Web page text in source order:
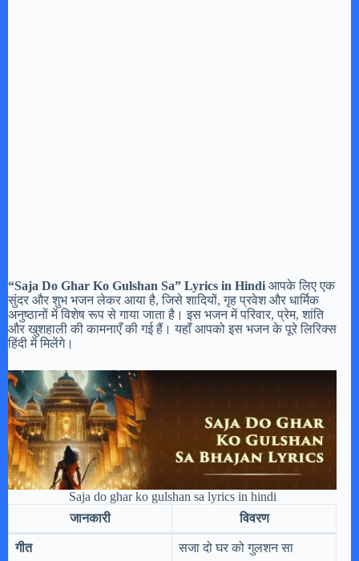
“Saja Do Ghar Ko Gulshan Sa” Lyrics in Hindi आपके लिए एक
सुंदर और शुभ भजन लेकर आया है, जिसे शादियों, गृह प्रवेश और धार्मिक
अनुष्ठानों में विशेष रूप से गाया जाता है। इस भजन में परिवार, प्रेम, शांति
और खुशहाली की कामनाएँ की गई हैं। यहाँ आपको इस भजन के पूरे लिरिक्स
हिंदी में मिलेंगे।
Saja do ghar ko gulshan sa lyrics in hindi
जानकारी
विवरण
गीत सजा दो घर को गुलशन सा